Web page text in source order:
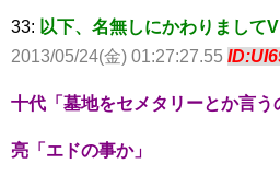
33: 以下、名無しにかわりまして
2013/05/24(金) 01:27:27.55
十代「墓地をセメタリーとか言う
亮「エドの事か」